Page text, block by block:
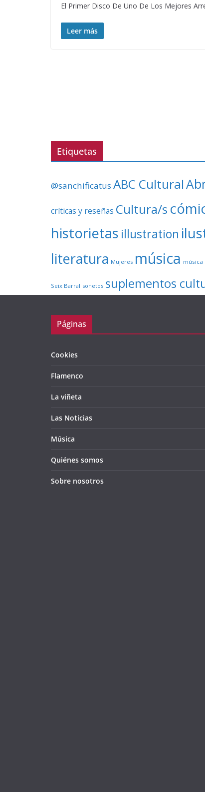
El Primer Disco De Uno De Los Mejores
Leer más
Etiquetas
@sanchificatus ABC Cultural
críticas y reseñas Cultura/s
historietas illustration
literatura Mujeres música música
Seix Barral sonetos suplementos
Páginas
Cookies
Flamenco
La viñeta
Las Noticias
Música
Quiénes somos
Sobre nosotros